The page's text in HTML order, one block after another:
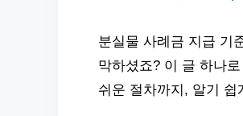
분실물 사례금 지급 기
막하셨죠? 이 글 하나
쉬운 절차까지, 알기 쉽